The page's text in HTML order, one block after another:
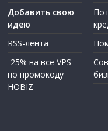
Добавить свою
идею
RSS-лента
-25% на все VPS
по промокоду
HOBIZ